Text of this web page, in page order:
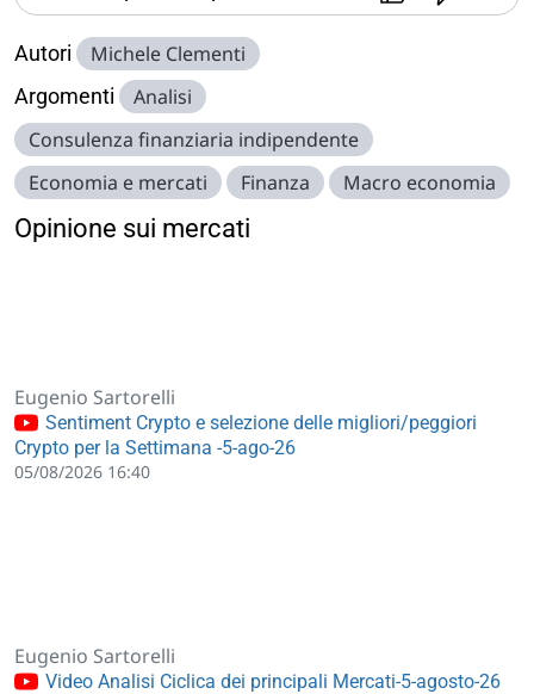
Autori Michele Clementi
Argomenti
Analisi
Consulenza finanziaria indipendente
Economia e mercati
Finanza Macro economia
Opinione sui mercati
Eugenio Sartorelli
Sentiment Crypto e selezione delle migliori/peggiori
Crypto per la Settimana -5-ago-26
05/08/2026 16:40
Eugenio Sartorelli
Video Analisi Ciclica dei principali Mercati-5-agosto-26